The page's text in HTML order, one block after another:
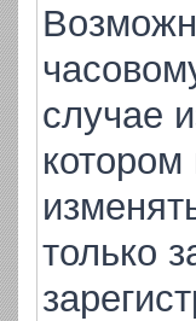
случае
только